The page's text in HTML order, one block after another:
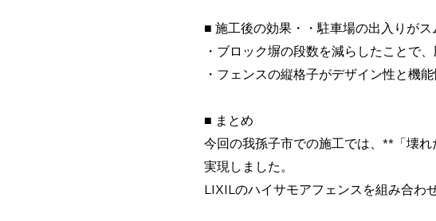
■ 施工後の効果・・駐車場の出入りがス
・ブロック塀の段数を減らしたことで
・フェンスの縦格子がデザイン性と機
■ まとめ
今回の我孫子市での施工では、**「壊
実現しました。
LIXILのハイサモアフェンスを組み合わ